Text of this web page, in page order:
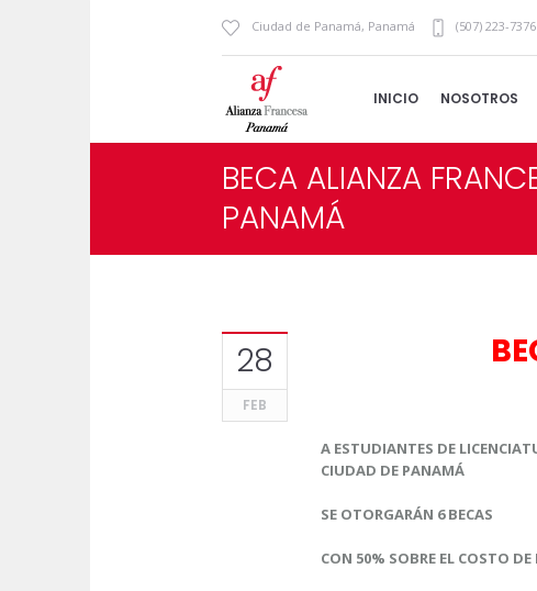
Ciudad de Panamá, Panamá (507) 223-7376
INICIO NOSOTROS
BECA ALIANZA
PANAMÁ
28
FEB
A ESTUDIANTES DE
CIUDAD DE PANAMÁ
SE OTORGARÁN 6 BECAS
CON 50% SOBRE EL COSTO